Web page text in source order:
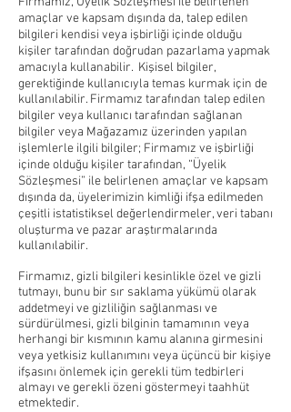
amaçlar ve kapsam dışında da, talep edilen
bilgileri kendisi veya işbirliği içinde olduğu
kişiler tarafından doğrudan pazarlama yapmak
amacıyla kullanabilir. Kişisel bilgiler,
gerektiğinde kullanıcıyla temas kurmak için de
kullanılabilir. Firmamız tarafından talep edilen
bilgiler veya kullanıcı tarafından sağlanan
bilgiler veya Mağazamız üzerinden yapılan
işlemlerle ilgili bilgiler; Firmamız ve işbirliği
içinde olduğu kişiler tarafından, “Üyelik
Sözleşmesi” ile belirlenen amaçlar ve kapsam
dışında da, üyelerimizin kimliği ifşa edilmeden
çeşitli istatistiksel değerlendirmeler, veri tabanı
oluşturma ve pazar araştırmalarında
kullanılabilir.
Firmamız, gizli bilgileri kesinlikle özel ve gizli
tutmayı, bunu bir sır saklama yükümü olarak
addetmeyi ve gizliliğin sağlanması ve
sürdürülmesi, gizli bilginin tamamının veya
herhangi bir kısmının kamu alanına girmesini
veya yetkisiz kullanımını veya üçüncü bir kişiye
ifşasını önlemek için gerekli tüm tedbirleri
almayı ve gerekli özeni göstermeyi taahhüt
etmektedir.